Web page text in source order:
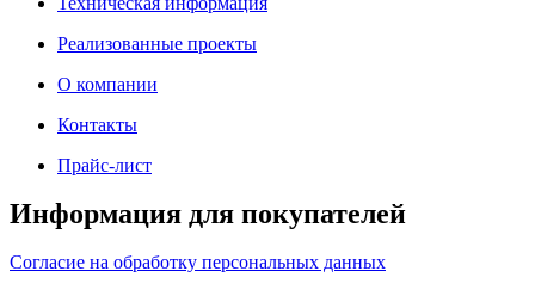
Реализованные проекты
О компании
Контакты
Прайс-лист
Информация для покупателей
Согласие на обработку персональных данных